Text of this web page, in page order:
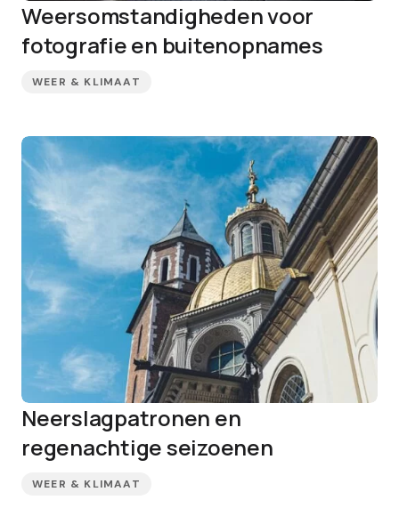
Weersomstandigheden voor
fotografie en buitenopnames
WEER & KLIMAAT
Neerslagpatronen en
regenachtige seizoenen
WEER & KLIMAAT